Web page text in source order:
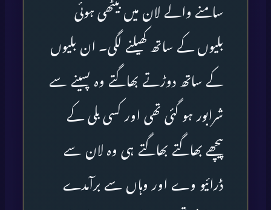
سامنے والے لان میں بیٹھی ہوئی
بلیوں کے ساتھ کھیلنے لگی۔ ان بلیوں
کے ساتھ دوڑتے بھاگتے وہ پسینے سے
شرابور ہو گئی تھی اور کسی بلی کے
پیچھے بھاگتے بھاگتے ہی وہ لان سے
ڈرائیو وے اور وہاں سے برآمدے